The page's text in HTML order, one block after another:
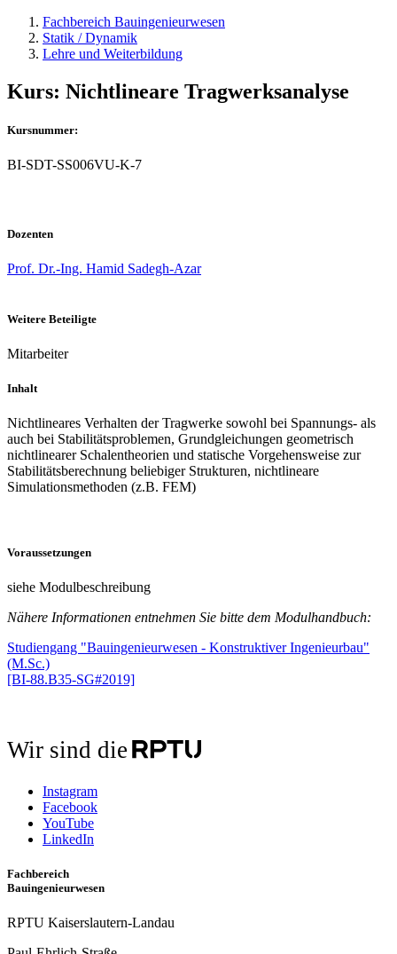
Fachbereich Bauingenieurwesen
Statik / Dynamik
Lehre und Weiterbildung
Kurs: Nichtlineare Tragwerksanalyse
Kursnummer:
BI-SDT-SS006VU-K-7
Dozenten
Prof. Dr.-Ing. Hamid Sadegh-Azar
Weitere Beteiligte
Mitarbeiter
Inhalt
Nichtlineares Verhalten der Tragwerke sowohl bei Spannungs- als
auch bei Stabilitätsproblemen, Grundgleichungen geometrisch
nichtlinearer Schalentheorien und statische Vorgehensweise zur
Stabilitätsberechnung beliebiger Strukturen, nichtlineare
Simulationsmethoden (z.B. FEM)
Voraussetzungen
siehe Modulbeschreibung
Nähere Informationen entnehmen Sie bitte dem Modulhandbuch:
Studiengang "Bauingenieurwesen - Konstruktiver Ingenieurbau"
(M.Sc.)
[BI-88.B35-SG#2019]
Wir sind die
Instagram
Facebook
YouTube
LinkedIn
Fachbereich
Bauingenieurwesen
RPTU Kaiserslautern-Landau